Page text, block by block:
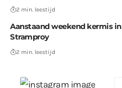
2 min. leestijd
Aanstaand weekend kermis in
Stramproy
2 min. leestijd